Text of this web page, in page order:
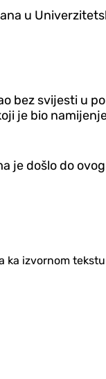
u
bez svijesti u
je bio
je došlo do
ka izvornom